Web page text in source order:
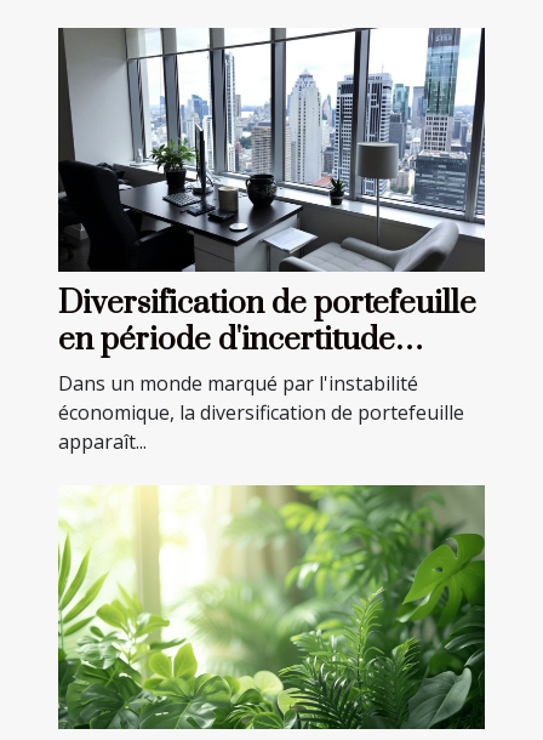
Diversification de portefeuille
en période d'incertitude
économique stratégies
avancées
Dans un monde marqué par l'instabilité
économique, la diversification de portefeuille
apparaît...